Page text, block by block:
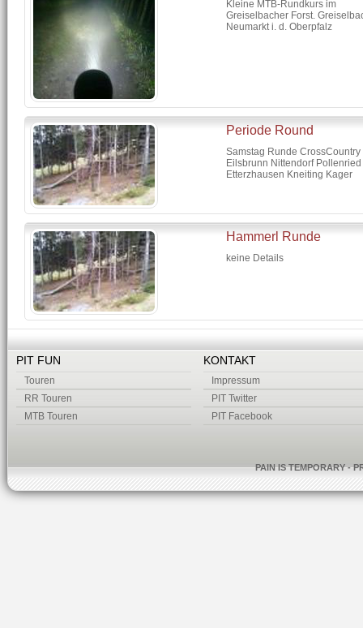
Kleine MTB-Rundkurs im
Greiselbacher Forst.
Neumarkt i. d. Oberpfalz
Periode Round
Samstag Runde CrossCountry
Eilsbrunn Nittendorf Pollenried
Etterzhausen Kneiting Kager
Hammerl Runde
keine Details
PIT FUN
Touren
RR Touren
MTB Touren
KONTAKT
Impressum
PIT Twitter
PIT Facebook
PAIN IS TEMPORARY -